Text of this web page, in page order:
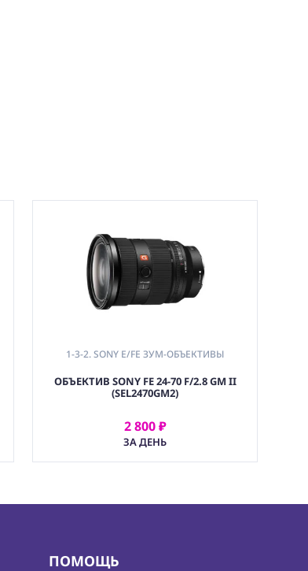
1-3-2. SONY E/FE ЗУМ-ОБЪЕКТИВЫ
ОБЪЕКТИВ SONY FE 24-70 F/2.8 GM II
(SEL2470GM2)
2 800 ₽
ЗА ДЕНЬ
АРЕНДОВАТЬ
ПОМОЩЬ